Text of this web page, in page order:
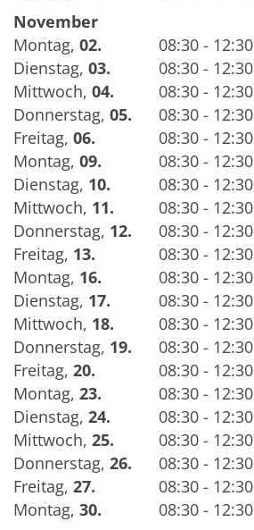
November
Montag, 02.
08:30 - 12:30
Dienstag, 03.
08:30 - 12:30
Mittwoch, 04.
08:30 - 12:30
Donnerstag, 05.
08:30 - 12:30
Freitag, 06.
08:30 - 12:30
Montag, 09.
08:30 - 12:30
Dienstag, 10.
08:30 - 12:30
Mittwoch, 11.
08:30 - 12:30
Donnerstag, 12.
08:30 - 12:30
Freitag, 13.
08:30 - 12:30
Montag, 16.
08:30 - 12:30
Dienstag, 17.
08:30 - 12:30
Mittwoch, 18.
08:30 - 12:30
Donnerstag, 19.
08:30 - 12:30
Freitag, 20.
08:30 - 12:30
Montag, 23.
08:30 - 12:30
Dienstag, 24.
08:30 - 12:30
Mittwoch, 25.
08:30 - 12:30
Donnerstag, 26.
08:30 - 12:30
Freitag, 27.
08:30 - 12:30
Montag, 30.
08:30 - 12:30